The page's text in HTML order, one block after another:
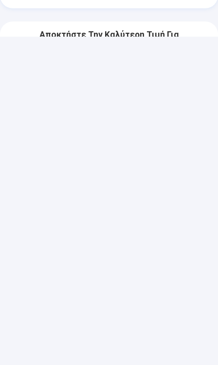
Αποκτήστε Την Καλύτερη Τιμή Για